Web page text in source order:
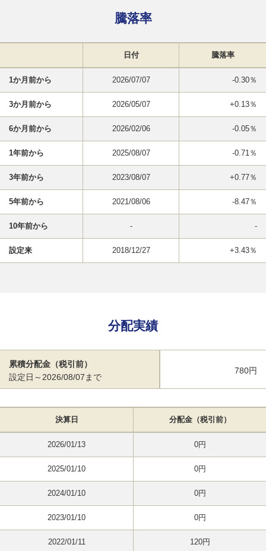
騰落率
日付 騰落率
1か月前から 2026/07/07 -0.30％
3か月前から 2026/05/07 +0.13％
6か月前から 2026/02/06 -0.05％
1年前から 2025/08/07 -0.71％
3年前から 2023/08/07 +0.77％
5年前から 2021/08/06 -8.47％
10年前から - -
設定来 2018/12/27 +3.43％
分配実績
累積分配金（税引前）
設定日～2026/08/07まで
780円
決算日 分配金（税引前）
2026/01/13 0円
2025/01/10 0円
2024/01/10 0円
2023/01/10 0円
2022/01/11 120円